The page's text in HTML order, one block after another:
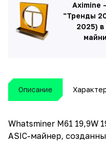
Aximine
"Тренды
2025)
Описание
Whatsminer M61
ASIC-майнер,